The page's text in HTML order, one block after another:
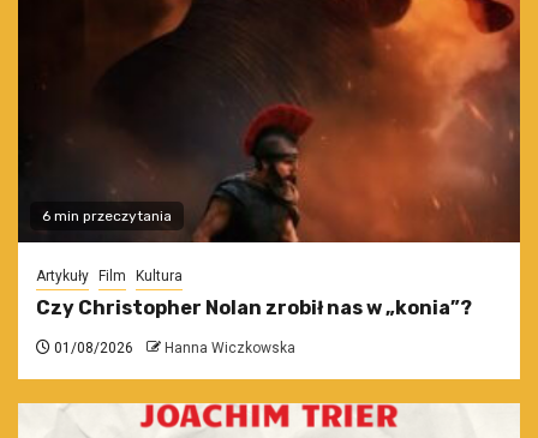
6 min przeczytania
Artykuły Film Kultura
Czy Christopher Nolan zrobił nas w „konia”?
01/08/2026 Hanna Wiczkowska